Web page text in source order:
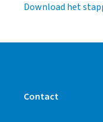
Download het
Contact